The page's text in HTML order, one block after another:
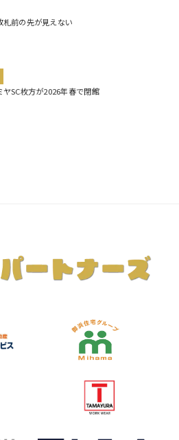
札前の先が見えない
ヤSC枚方が2026年春で閉館